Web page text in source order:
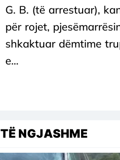
G. B. (të arrestuar),
për rojet,
shkaktuar dëmtime
e...
TË NGJASHME